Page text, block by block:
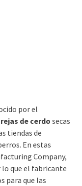
por el
de cerdo secas
tiendas de
En estas
Company,
lo que el fabricante
para que las